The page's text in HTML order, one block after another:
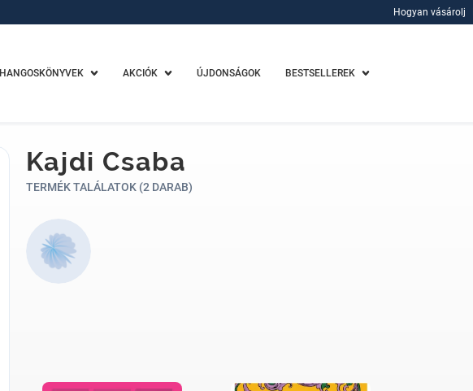
Hogyan vásárolj
HANGOSKÖNYVEK AKCIÓK ÚJDONSÁGOK BESTSELLEREK
Kajdi Csaba
TERMÉK TALÁLATOK (2 DARAB)